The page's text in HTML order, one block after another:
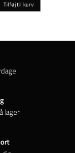
Tilføj til kurv
lager